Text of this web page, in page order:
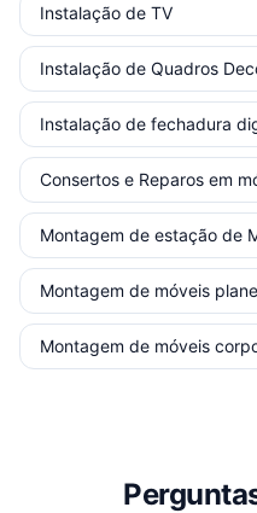
Instalação de TV
Instalação de Quadros
Instalação de fechadura
Consertos e Reparos em
Montagem de estação de
Montagem de móveis
Montagem de móveis